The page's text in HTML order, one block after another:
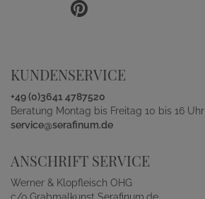
KUNDENSERVICE
+49 (0)3641 4787520
Beratung Montag bis Freitag 10 bis 16 Uhr
service@serafinum.de
ANSCHRIFT SERVICE
Werner & Klopfleisch OHG